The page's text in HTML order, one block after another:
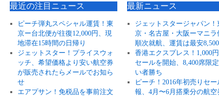
最近の注目ニュース
ピーチ弾丸スペシャル運賃！東
京ー台北便が往復12,000円、現
地滞在15時間の日帰り
ジェットスター！プライスウォ
ッチ、希望価格より安い航空券
が販売されたらメールでお知ら
せ
エアプサン！免税品を事前注文
最新ニュース
ジェットスタージャパン！
京・名古屋・大阪ーマニラ
順次就航、運賃は最安
香港エクスプレス！1,000
セールを開始、8,400席限
い者勝ち
ピーチ！2016年初売りセー
報、4月〜6月搭乗分の航空